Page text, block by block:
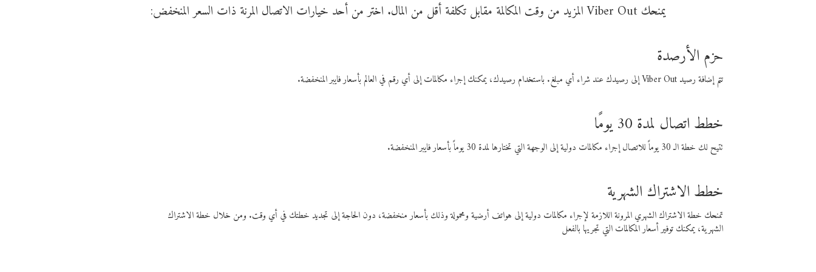
يمنحك Viber Out المزيد من وقت المكالمة مقابل تكلفة أقل من المال. اختر من أحد خيارات الاتصال المرنة ذات السعر المنخفض:
حزم الأرصدة
تتم إضافة رصيد Viber Out إلى رصيدك عند شراء أي مبلغ. باستخدام رصيدك، يمكنك إجراء مكالمات إلى أي رقم في العالم بأسعار فايبر المنخفضة.
خطط اتصال لمدة 30 يومًا
تتيح لك خطة الـ 30 يوماً للاتصال إجراء مكالمات دولية إلى الوجهة التي تختارها لمدة 30 يوماً بأسعار فايبر المنخفضة.
خطط الاشتراك الشهرية
تمنحك خطة الاشتراك الشهري المرونة اللازمة لإجراء مكالمات دولية إلى هواتف أرضية ومحمولة وذلك بأسعار منخفضة، دون الحاجة إلى تجديد خطتك في أي وقت. ومن خلال خطة الاشتراك
الشهرية، يمكنك توفير أسعار المكالمات التي تجريها بالفعل